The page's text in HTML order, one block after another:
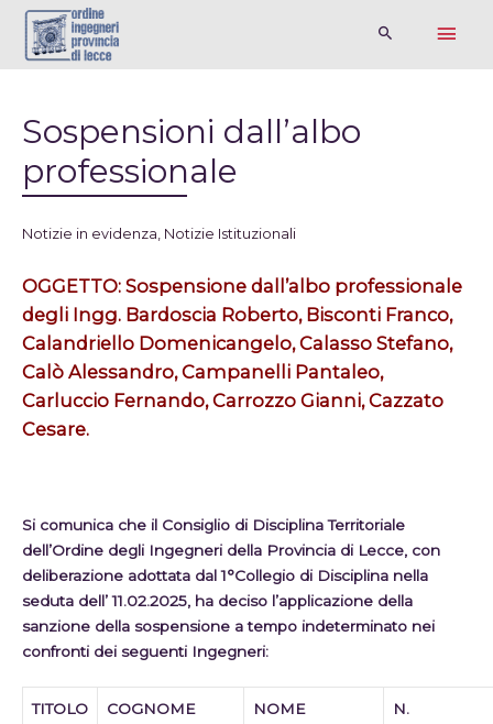
Sospensioni dall’albo
professionale
Notizie in evidenza Notizie Istituzionali
OGGETTO: Sospensione dall’albo professionale
degli Ingg. Bardoscia Roberto, Bisconti Franco,
Calandriello Domenicangelo, Calasso Stefano,
Calò Alessandro, Campanelli Pantaleo,
Carluccio Fernando, Carrozzo Gianni, Cazzato
Cesare.
Si comunica che il Consiglio di Disciplina Territoriale
dell’Ordine degli Ingegneri della Provincia di Lecce, con
deliberazione adottata dal 1°Collegio di Disciplina nella
seduta dell’ 11.02.2025, ha deciso l’applicazione della
sanzione della sospensione a tempo indeterminato nei
confronti dei seguenti Ingegneri:
TITOLO COGNOME NOME
N.